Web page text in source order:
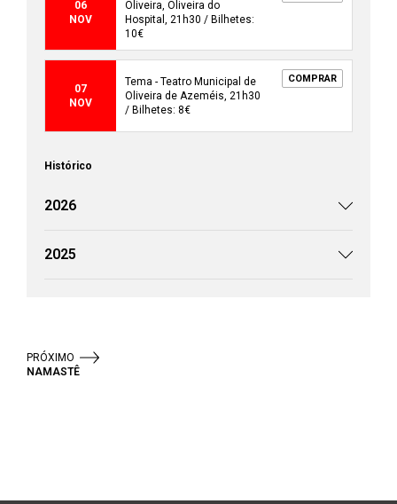
06
NOV
Oliveira, Oliveira do
Hospital, 21h30 / Bilhetes:
10€
07
NOV
Tema - Teatro Municipal de
Oliveira de Azeméis, 21h30
/ Bilhetes: 8€
COMPRAR
Histórico
2026
2025
PRÓXIMO
NAMASTÊ